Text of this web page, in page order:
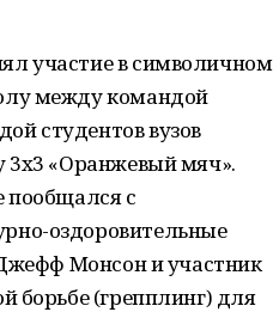
участие в символичном
между командой
студентов вузов
3х3 «Оранжевый мяч».
пообщался с
оздоровительные
Монсон и участник
борьбе (грепплинг) для